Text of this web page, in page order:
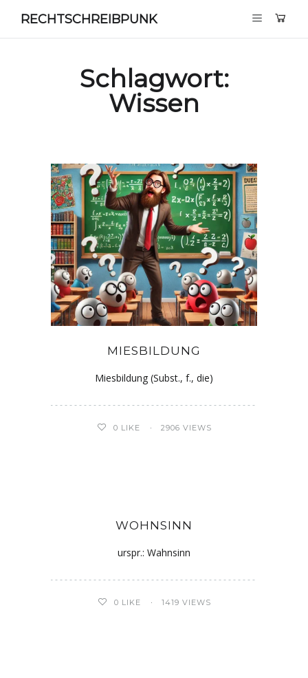
RECHTSCHREIBPUNK
Schlagwort:
Wissen
MIESBILDUNG
Miesbildung (Subst., f., die)
0 LIKE 2906 VIEWS
WOHNSINN
urspr.: Wahnsinn
0 LIKE 1419 VIEWS